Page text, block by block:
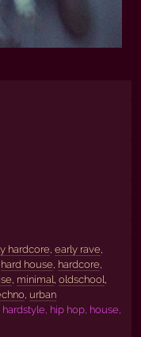
hardcore early rave
hard house hardcore
minimal oldschool
, urban
hip hop, house,